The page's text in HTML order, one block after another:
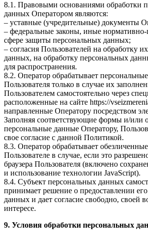
8.1. Правовыми основаниями обработки
данных Оператором являются:
– уставные (учредительные) документы
– федеральные законы, иные
сфере защиты персональных данных;
– согласия Пользователей на обработку
данных, на обработку персональных
для распространения.
8.2. Оператор обрабатывает
Пользователя только в случае их
Пользователем самостоятельно через
расположенные на сайте https://
направленные Оператору посредством
Заполняя соответствующие формы и/или
персональные данные Оператору,
свое согласие с данной Политикой.
8.3. Оператор обрабатывает
Пользователе в случае, если это
браузера Пользователя (включено
и использование технологии JavaScript).
8.4. Субъект персональных данных
принимает решение о предоставлении
данных и дает согласие свободно, своей
интересе.
9. Условия обработки персональных